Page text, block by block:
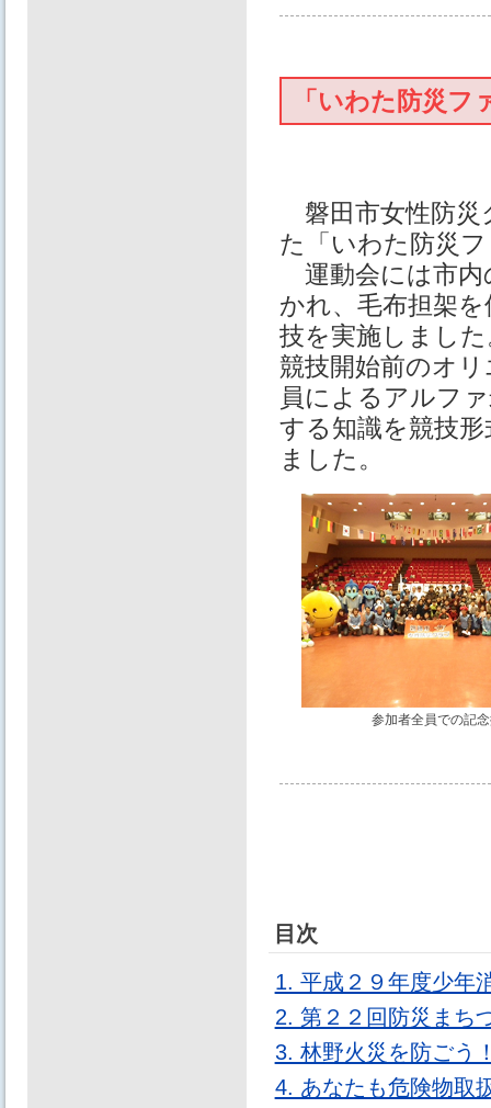
「いわた防災
磐田市女性防災
た「いわた防災
運動会には市内
かれ、毛布担架
技を実施しまし
競技開始前のオ
員によるアルフ
する知識を競技
ました。
参加者全員での記
目次
1. 平成２９年度少年
2. 第２２回防災まち
3. 林野火災を防ごう
4. あなたも危険物取